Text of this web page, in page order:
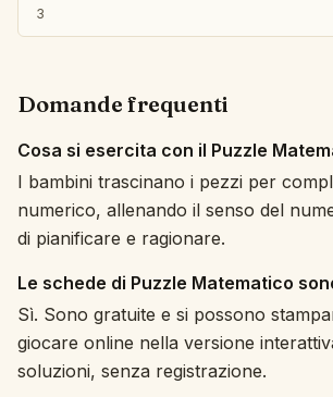
3
Domande frequenti
Cosa si esercita con il Puzzle
I bambini trascinano i pezzi per
numerico, allenando il senso del
di pianificare e ragionare.
Le schede di Puzzle Matematico
Sì. Sono gratuite e si possono
giocare online nella versione
soluzioni, senza registrazione.